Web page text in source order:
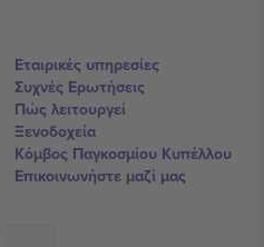
Εταιρικές υπηρεσίες
Συχνές Ερωτήσεις
Πώς λειτουργεί
Ξενοδοχεία
Κόμβος Παγκοσμίου Κυπέλλου
Επικοινωνήστε μαζί μας